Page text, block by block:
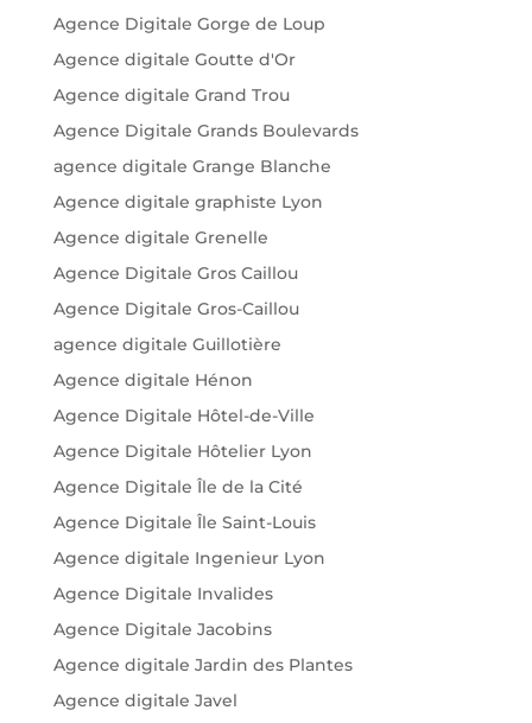
Agence Digitale Gorge de Loup
Agence digitale Goutte d'Or
Agence digitale Grand Trou
Agence Digitale Grands Boulevards
agence digitale Grange Blanche
Agence digitale graphiste Lyon
Agence digitale Grenelle
Agence Digitale Gros Caillou
Agence Digitale Gros-Caillou
agence digitale Guillotière
Agence digitale Hénon
Agence Digitale Hôtel-de-Ville
Agence Digitale Hôtelier Lyon
Agence Digitale Île de la Cité
Agence Digitale Île Saint-Louis
Agence digitale Ingenieur Lyon
Agence Digitale Invalides
Agence Digitale Jacobins
Agence digitale Jardin des Plantes
Agence digitale Javel